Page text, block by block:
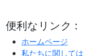
便利なリンク :
ホームページ
私たちに関しては